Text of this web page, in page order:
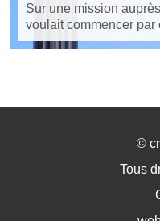
Sur une mission
voulait commencer par
©
Tous